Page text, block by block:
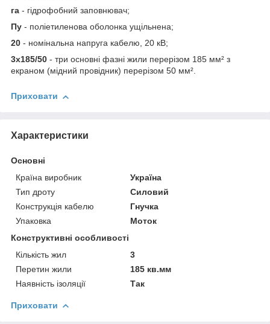
га - гідрофобний заповнювач;
Пу - поліетиленова оболонка ущільнена;
20 - номінальна напруга кабелю, 20 кВ;
3х185/50 - три основні фазні жили перерізом 185 мм² з
екраном (мідний провідник) перерізом 50 мм².
Приховати
Характеристики
Основні
Країна виробник
Україна
Тип дроту
Силовий
Конструкція кабелю
Гнучка
Упаковка
Моток
Конструктивні особливості
Кількість жил
3
Перетин жили
185 кв.мм
Наявність ізоляції
Так
Приховати